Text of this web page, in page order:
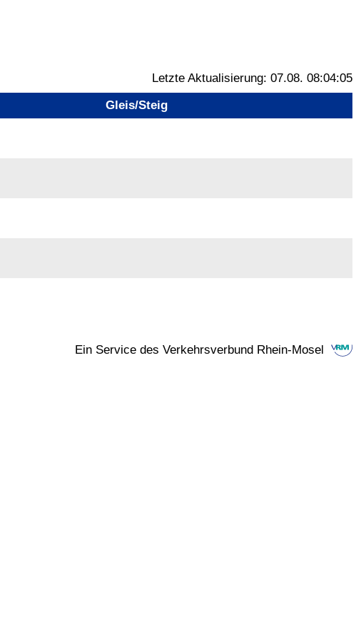
Letzte Aktualisierung: 07.08. 08:04:05
Gleis/Steig
Ein Service des Verkehrsverbund Rhein-Mosel